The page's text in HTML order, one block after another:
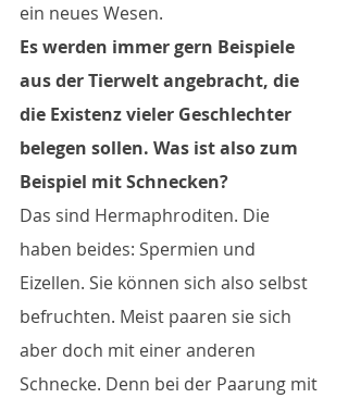
ein neues Wesen.
Es werden immer gern Beispiele
aus der Tierwelt angebracht, die
die Existenz vieler Geschlechter
belegen sollen. Was ist also zum
Beispiel mit Schnecken?
Das sind Hermaphroditen. Die
haben beides: Spermien und
Eizellen. Sie können sich also selbst
befruchten. Meist paaren sie sich
aber doch mit einer anderen
Schnecke. Denn bei der Paarung mit